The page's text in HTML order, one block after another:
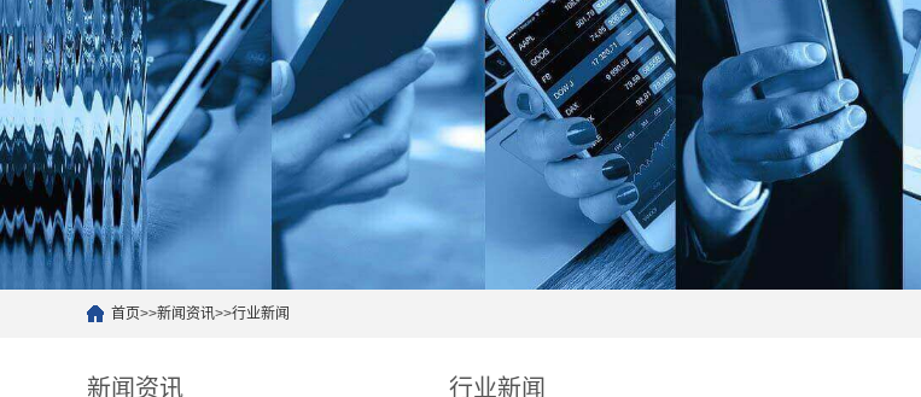
首页>>新闻资讯>>行业新闻
新闻资讯 行业新闻